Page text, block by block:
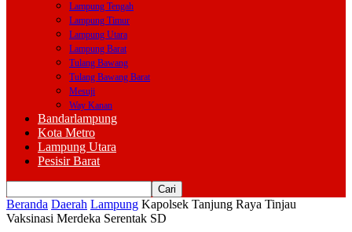
Lampung Tengah
Lampung Timur
Lampung Utara
Lampung Barat
Tulang Bawang
Tulang Bawang Barat
Mesuji
Way Kanan
Bandarlampung
Kota Metro
Lampung Utara
Pesisir Barat
Beranda Daerah Lampung Kapolsek Tanjung Raya Tinjau
Vaksinasi Merdeka Serentak SD